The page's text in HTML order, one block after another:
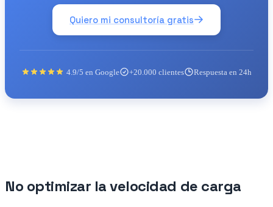
Quiero mi consultoría gratis
4.9/5 en Google +20.000 clientes Respuesta en 24h
No optimizar la velocidad de carga